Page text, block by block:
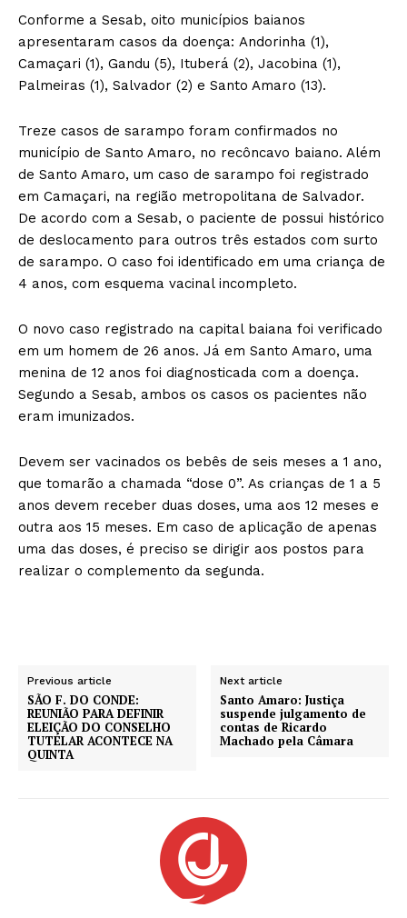
Conforme a Sesab, oito municípios baianos
apresentaram casos da doença: Andorinha (1),
Camaçari (1), Gandu (5), Ituberá (2), Jacobina (1),
Palmeiras (1), Salvador (2) e Santo Amaro (13).
Treze casos de sarampo foram confirmados no
município de Santo Amaro, no recôncavo baiano. Além
de Santo Amaro, um caso de sarampo foi registrado
em Camaçari, na região metropolitana de Salvador.
De acordo com a Sesab, o paciente de possui histórico
de deslocamento para outros três estados com surto
de sarampo. O caso foi identificado em uma criança de
4 anos, com esquema vacinal incompleto.
O novo caso registrado na capital baiana foi verificado
em um homem de 26 anos. Já em Santo Amaro, uma
menina de 12 anos foi diagnosticada com a doença.
Segundo a Sesab, ambos os casos os pacientes não
eram imunizados.
Devem ser vacinados os bebês de seis meses a 1 ano,
que tomarão a chamada “dose 0”. As crianças de 1 a 5
anos devem receber duas doses, uma aos 12 meses e
outra aos 15 meses. Em caso de aplicação de apenas
uma das doses, é preciso se dirigir aos postos para
realizar o complemento da segunda.
Previous article
SÃO F. DO CONDE:
REUNIÃO PARA DEFINIR
ELEIÇÃO DO CONSELHO
TUTELAR ACONTECE NA
QUINTA
Next article
Santo Amaro: Justiça
suspende julgamento de
contas de Ricardo
Machado pela Câmara